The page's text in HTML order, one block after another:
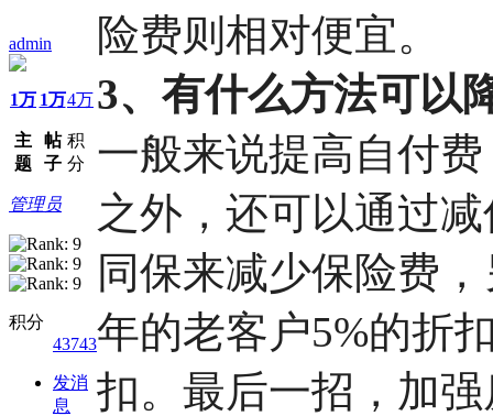
admin
1万
主
题
1万
帖
子
4万
积
分
管理员
积分
43743
发消
息
险费则相对便宜。
3、有什么方法可以
一般来说提高自付
之外，还可以通过
同保来减少保险费
年的老客户5%的折
扣。最后一招，加